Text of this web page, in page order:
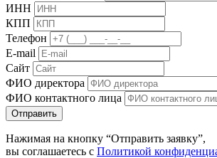
ИНН
КПП
Телефон
E-mail
Сайт
ФИО директора
ФИО контактного лица
Отправить
Нажимая на кнопку “Отправить заявку”,
вы соглашаетесь с Политикой